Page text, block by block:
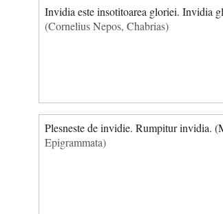
Invidia este insotitoarea gloriei. Invidia
(Cornelius Nepos, Chabrias)
Plesneste de invidie. Rumpitur invidia.
Epigrammata)